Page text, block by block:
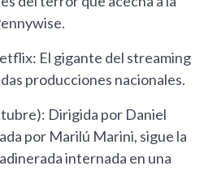
El gigante del streaming
producciones nacionales.
Dirigida por Daniel
por Marilú Marini, sigue la
internada en una